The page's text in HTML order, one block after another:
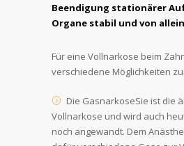
Beendigung stationärer
Organe stabil und von
Für eine Vollnarkose beim
verschiedene Möglichkeiten
Die GasnarkoseSie ist die
Vollnarkose und wird auch
noch angewandt. Dem